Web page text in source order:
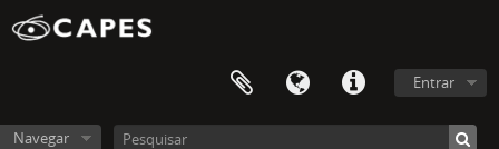
Entrar
Navegar